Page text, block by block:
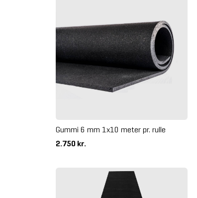
Gummi 6 mm 1x10 meter pr. rulle
2.750 kr.